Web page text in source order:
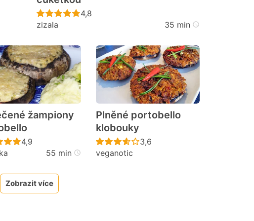
Recept ještě nebyl hodnocen
4,8
zizala
35 min
žampiony
Recept ještě nebyl hodnocen
4,9
55 min
Plněné portobello
klobouky
Recept ještě nebyl hodnocen
3,6
veganotic
Zobrazit více